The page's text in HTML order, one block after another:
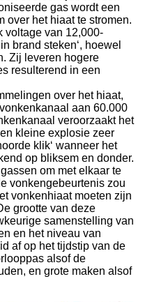
gas wordt een
over het hiaat te stromen.
voltage van 12,000-
brand steken‘, hoewel
Zij leveren hogere
resulterend in een
over het hiaat,
aan 60.000
veroorzaakt het
kleine explosie zeer
klik‘ wanneer het
op bliksem en donder.
om met elkaar te
vonkengebeurtenis zou
vonkenhiaat moeten zijn
grootte van deze
samenstelling van
en het niveau van
af op het tijdstip van de
alsof de
en grote maken alsof